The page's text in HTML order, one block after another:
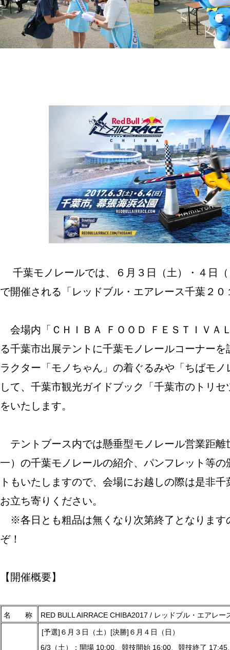
千葉モノレールでは、６月３日（土）・４日
で開催される「レッドブル・エアレース千葉２
会場内「ＣＨＩＢＡ ＦＯＯＤ ＦＥＳＴＩＶＡ
る千葉市出展テントに千葉モノレールコーナー
ラクター「モノちゃん」の着ぐるみや「ちばモ
して、千葉市観光ガイドブック「千葉市のトリ
をいたします。
テントブース内では懸垂型モノレール営業距離
一）の千葉モノレールの紹介、パンフレット等
トもいたしますので、会場にお越しの際は是非
お立ち寄りください。
※各日とも粗品は無くなり次第終了となります
ぞ！
【開催概要】
名 称 RED BULL AIRRACE CHIBA2017 / レッドブル・エアレー
[予選]６月３日（土）[決勝]６月４日（日）
6/3（土）：開場 10:00、競技開始 16:00、競技終了 17:45